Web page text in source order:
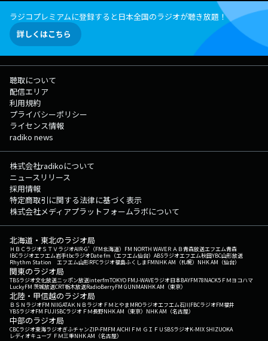
ラジコプレミアムに登録すると日本全国のラジオが聴き放題！
詳しくはこちら
聴取について
配信エリア
利用規約
プライバシーポリシー
ライセンス情報
radiko news
株式会社radikoについて
ニュースリリース
採用情報
特定商取引に関する法律に基づく表示
株式会社メディアプラットフォームラボについて
北海道・東北のラジオ局
ＨＢＣラジオＳＴＶラジオAIR-G'（FM北海道） FM NORTH WAVEＲＡＢ青森放送エフエム青森
IBCラジオエフエム岩手tbcラジオDate fm（エフエム仙台） ABSラジオエフエム秋田YBC山形放送
Rhythm Station エフエム山形RFCラジオ福島ふくしまFMNHK AM（札幌） NHK AM（仙台）
関東のラジオ局
TBSラジオ文化放送ニッポン放送interfmTOKYO FMJ-WAVEラジオ日本BAYFM78NACK5 ＦＭヨコハマ
LuckyFM 茨城放送CRT栃木放送RadioBerryFM GUNMANHK AM（東京）
北陸・甲信越のラジオ局
ＢＳＮラジオFM NIIGATAＫＮＢラジオ ＦＭとやまMROラジオエフエム石川FBCラジオFM福井
YBSラジオFM FUJISBCラジオ ＦＭ長野NHK AM（東京） NHK AM（名古屋）
中部のラジオ局
CBCラジオ東海ラジオぎふチャンZIP-FMFM AICHI ＦＭ ＧＩＦＵ SBSラジオK-MIX SHIZUOKA
レディオキューブ ＦＭ三重NHK AM（名古屋）